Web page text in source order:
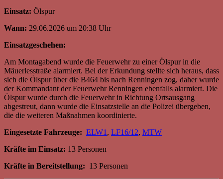
Einsatz: Ölspur
Wann: 29.06.2026 um 20:38 Uhr
Einsatzgeschehen:
Am Montagabend wurde die Feuerwehr zu einer Ölspur in die
Mäuerlesstraße alarmiert. Bei der Erkundung stellte sich heraus, dass
sich die Ölspur über die B464 bis nach Renningen zog, daher wurde
der Kommandant der Feuerwehr Renningen ebenfalls alarmiert. Die
Ölspur wurde durch die Feuerwehr in Richtung Ortsausgang
abgestreut, dann wurde die Einsatzstelle an die Polizei übergeben,
die die weiteren Maßnahmen koordinierte.
Eingesetzte Fahrzeuge: ELW1, LF16/12, MTW
Kräfte im Einsatz: 13 Personen
Kräfte in Bereitstellung: 13 Personen